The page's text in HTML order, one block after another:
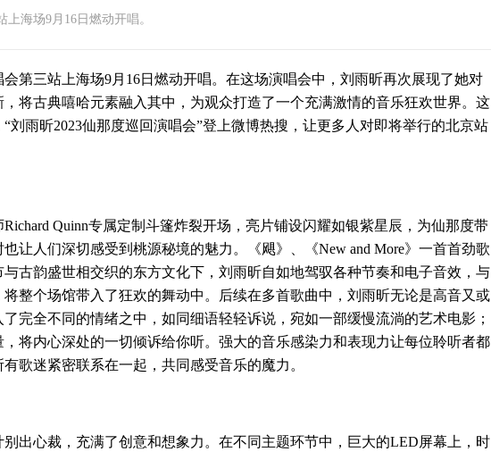
海场9月16日燃动开唱。
三站上海场9月16日燃动开唱。在这场演唱会中，刘雨昕再次展现了她对
将古典嘻哈元素融入其中，为观众打造了一个充满激情的音乐狂欢世界。这
刘雨昕2023仙那度巡回演唱会”登上微博热搜，让更多人对即将举行的北京站
Quinn专属定制斗篷炸裂开场，亮片铺设闪耀如银紫星辰，为仙那度带
让人们深切感受到桃源秘境的魅力。《飓》、《New and More》一首首劲歌
古韵盛世相交织的东方文化下，刘雨昕自如地驾驭各种节奏和电子音效，与
整个场馆带入了狂欢的舞动中。后续在多首歌曲中，刘雨昕无论是高音又或
完全不同的情绪之中，如同细语轻轻诉说，宛如一部缓慢流淌的艺术电影；
将内心深处的一切倾诉给你听。强大的音乐感染力和表现力让每位聆听者都
歌迷紧密联系在一起，共同感受音乐的魔力。
心裁，充满了创意和想象力。在不同主题环节中，巨大的LED屏幕上，时